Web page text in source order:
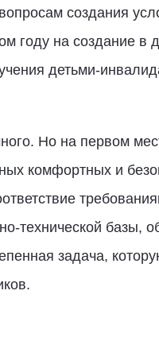
создания
году на создание в
детьми-
Но на первом
комфортных и
базы,
задача,